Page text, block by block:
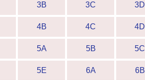
3B 3C 3D
4B 4C 4D
5A 5B 5C
5E 6A 6B